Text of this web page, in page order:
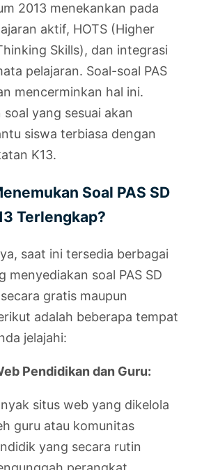
2013 menekankan pada
aktif, HOTS (Higher
Skills), dan integrasi
pelajaran. Soal-soal PAS
mencerminkan hal ini.
soal yang sesuai akan
siswa terbiasa dengan
K13.
Soal PAS SD
Terlengkap?
saat ini tersedia berbagai
menyediakan soal PAS SD
gratis maupun
adalah beberapa tempat
jelajahi:
Pendidikan dan Guru:
situs web yang dikelola
guru atau komunitas
yang secara rutin